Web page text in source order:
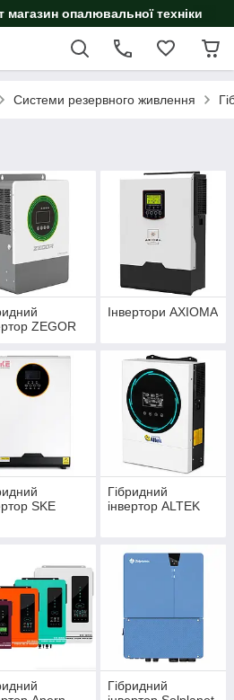
магазин опалювальної техніки
Системи резервного живлення
ZEGOR
Інвертори AXIOMA
SKE
Гібридний
інвертор ALTEK
Гібридний